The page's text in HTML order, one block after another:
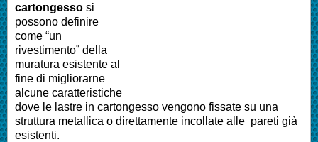
cartongesso si
possono definire
come “un
rivestimento” della
muratura esistente al
fine di migliorarne
alcune caratteristiche
dove le lastre in cartongesso vengono fissate su una
struttura metallica o direttamente incollate alle pareti già
esistenti.